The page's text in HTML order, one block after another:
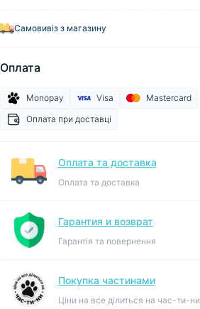
Самовивіз з магазину
Оплата
Monopay Visa
Mastercard
Оплата при доставці
Оплата та доставка
Оплата та доставка
Гарантия и возврат
Гарантія та повернення
Покупка частинами
Ціни на все ділиться на час-ти-ни